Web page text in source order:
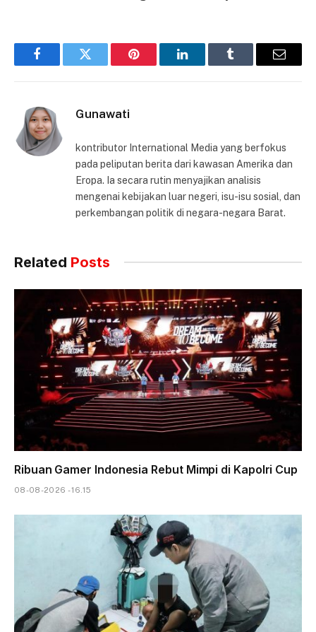
FacebookTwitter Pinterest LinkedInTumblr Email
Gunawati
kontributor International Media yang berfokus
pada peliputan berita dari kawasan Amerika dan
Eropa. Ia secara rutin menyajikan analisis
mengenai kebijakan luar negeri, isu-isu sosial, dan
perkembangan politik di negara-negara Barat.
Related Posts
Ribuan Gamer Indonesia Rebut Mimpi di Kapolri Cup
08-08-2026 - 16.15